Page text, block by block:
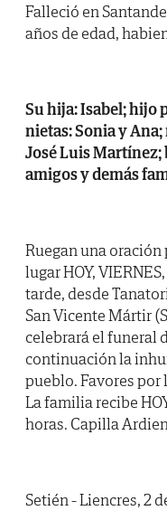
Falleció en
años de edad,
Su hija: Isabel; hijo
nietas: Sonia y
José Luis
amigos y demás
Ruegan una
lugar HOY,
tarde, desde
San Vicente Mártir
celebrará el funeral
continuación la
pueblo. Favores por
La familia recibe
horas. Capilla
Setién - Liencres, 2